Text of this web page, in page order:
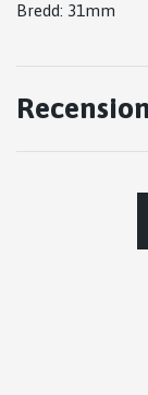
Bredd: 31mm